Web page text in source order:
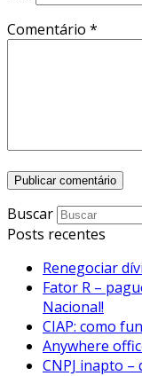
Comentário *
Buscar
Posts recentes
Renegociar
Fator R –
Nacional!
CIAP: como
Anywhere
CNPJ inapto –